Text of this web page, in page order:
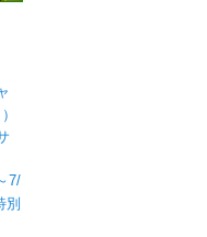
7/
別